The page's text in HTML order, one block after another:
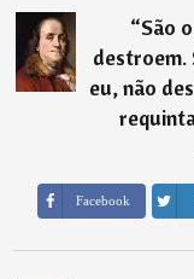
“São
destroem.
eu, não
Facebook